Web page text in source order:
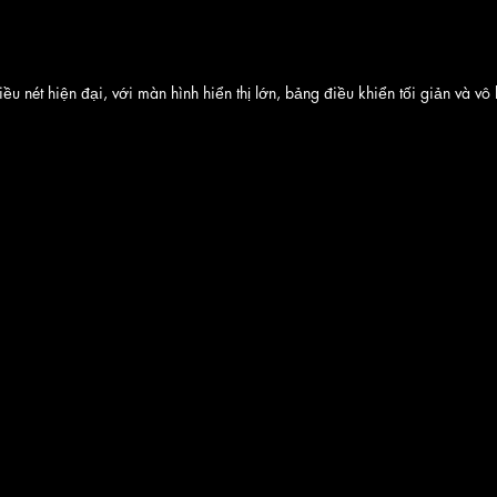
nét hiện đại, với màn hình hiển thị lớn, bảng điều khiển tối giản và